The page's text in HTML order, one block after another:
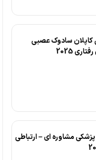
کاپلان سادوک عصبی
2025
مشاوره ای – ارتباطی